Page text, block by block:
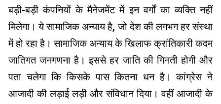
बड़ी-बड़ी कंपनियों के मैनेजमेंट में इन वर्गों का व्यक्ति नहीं
मिलेगा। ये सामाजिक अन्याय है, जो देश की लगभग हर संस्था
में हो रहा है। सामाजिक अन्याय के खिलाफ क्रांतिकारी कदम
जातिगत जनगणना है। इससे हर जाति की गिन‍ती होगी और
पता चलेगा कि किसके पास कितना धन है। कांग्रेस ने
आजादी की लड़ाई लड़ी और स‍ंविधान दिया। वहीं आजादी के